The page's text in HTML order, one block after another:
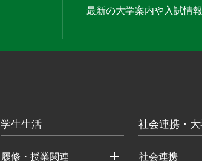
最新の大学案内や入試情
学生生活
履修・授業関連
社会連携・
社会連携